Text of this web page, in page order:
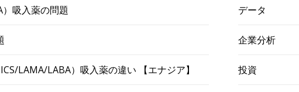
吸入薬の問題
LAMA/LABA）吸入薬の違い 【エナジア】
データ
企業分析
投資